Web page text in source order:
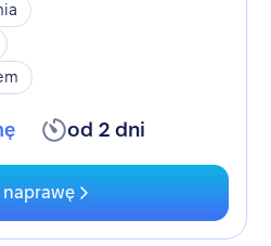
od 2 dni
naprawę